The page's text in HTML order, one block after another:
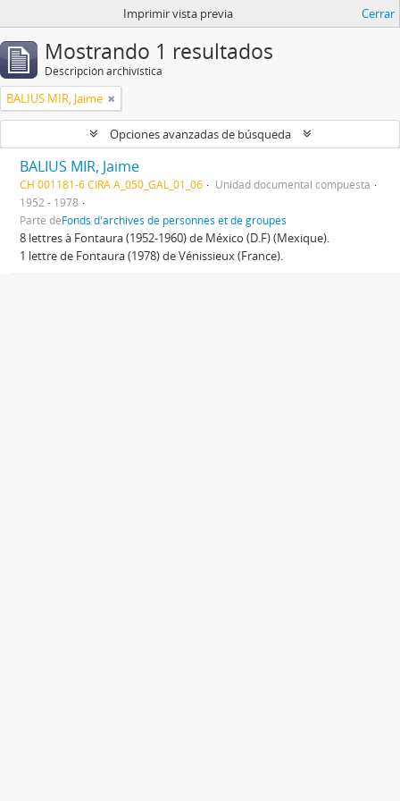
Imprimir vista previa Cerrar
Mostrando 1 resultados
Descripción archivística
BALIUS MIR, Jaime
Opciones avanzadas de búsqueda
BALIUS MIR, Jaime
CH 001181-6 CIRA A_050_GAL_01_06
Unidad documental compuesta
1952 - 1978
Parte deFonds d'archives de personnes et de groupes
8 lettres à Fontaura (1952-1960) de México (D.F) (Mexique).
1 lettre de Fontaura (1978) de Vénissieux (France).